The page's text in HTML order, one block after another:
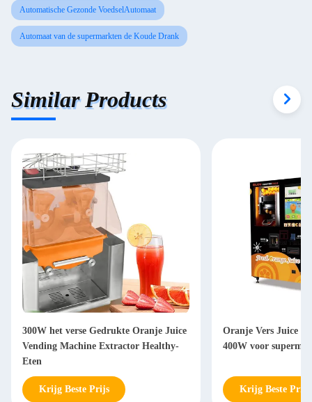
Automatische Gezonde VoedselAutomaat
Automaat van de supermarkten de Koude Drank
Similar Products
300W het verse Gedrukte Oranje Juice
Vending Machine Extractor Healthy-
Eten
Krijg Beste Prijs
Oranje Vers Juice
400W voor
Krijg Beste Prijs